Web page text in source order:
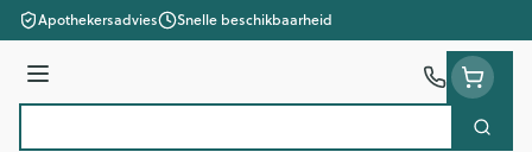
Ga naar de inhoud
Apothekersadvies Snelle beschikbaarheid
Menu
Zoek